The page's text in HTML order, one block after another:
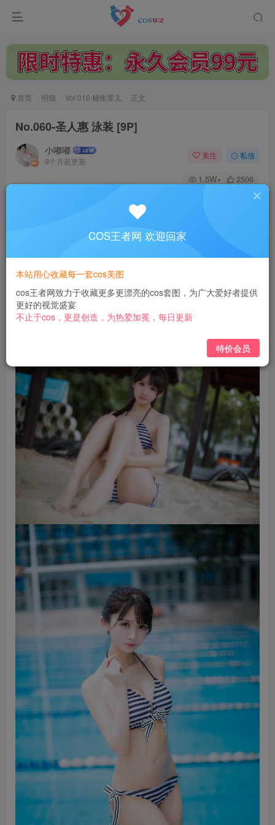
首页 明细 Vol.010 鳗鱼霏儿 正文
No.060-圣人惠 泳装 [9P]
小嘟嘟
9个月前更新
关注 私信
1.5W+ 2506
此内容为付费阅读，请付费后查看
3
黄金会员免费 钻石会员 免费
立即购买
COS王者网 欢迎回家
本站用心收藏每一套cos美图
cos王者网致力于收藏更多更漂亮的cos套图，为广大爱好者提供
更好的视觉盛宴
不止于cos，更是创造，为热爱加冕，每日更新
特价会员